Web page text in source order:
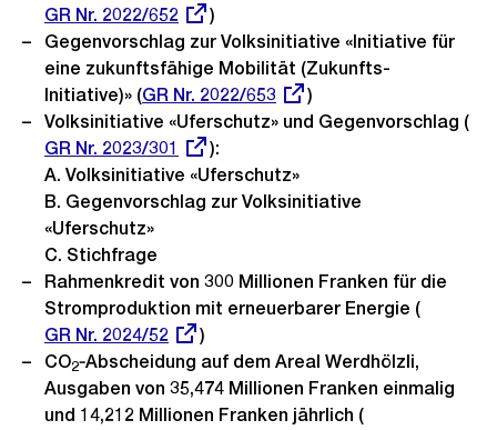
GR Nr. 2022/652
)
Gegenvorschlag zur Volksinitiative «Initiative für
eine zukunftsfähige Mobilität (Zukunfts-
Initiative)» (Externer
Link:
GR Nr. 2022/653
)
Volksinitiative «Uferschutz» und Gegenvorschlag (
GR Nr. 2023/301
):
A. Volksinitiative «Uferschutz»
B. Gegenvorschlag zur Volksinitiative
«Uferschutz»
C. Stichfrage
Rahmenkredit von 300 Millionen Franken für die
Stromproduktion mit erneuerbarer Energie (
GR Nr. 2024/52
)
CO2‑Abscheidung auf dem Areal Werdhölzli,
Ausgaben von 35,474 Millionen Franken einmalig
und 14,212 Millionen Franken jährlich (